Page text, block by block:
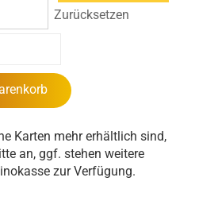
Zurücksetzen
Karten mehr erhältlich sind,
an, ggf. stehen weitere
zur Verfügung.